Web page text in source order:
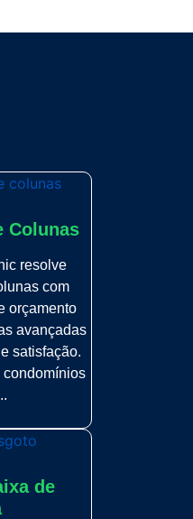
Colunas
resolve
com
orçamento
avançadas
satisfação.
condomínios
de